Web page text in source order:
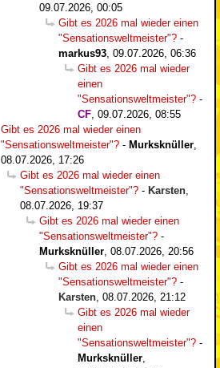
09.07.2026, 00:05
Gibt es 2026 mal wieder einen
"Sensationsweltmeister"? -
markus93 09.07.2026, 06:36
Gibt es 2026 mal wieder
einen
"Sensationsweltmeister"? -
CF 09.07.2026, 08:55
Gibt es 2026 mal wieder einen
"Sensationsweltmeister"? - Murksknüller
08.07.2026, 17:26
Gibt es 2026 mal wieder einen
"Sensationsweltmeister"? - Karsten
08.07.2026, 19:37
Gibt es 2026 mal wieder einen
"Sensationsweltmeister"? -
Murksknüller 08.07.2026, 20:56
Gibt es 2026 mal wieder einen
"Sensationsweltmeister"? -
Karsten 08.07.2026, 21:12
Gibt es 2026 mal wieder
einen
"Sensationsweltmeister"? -
Murksknüller